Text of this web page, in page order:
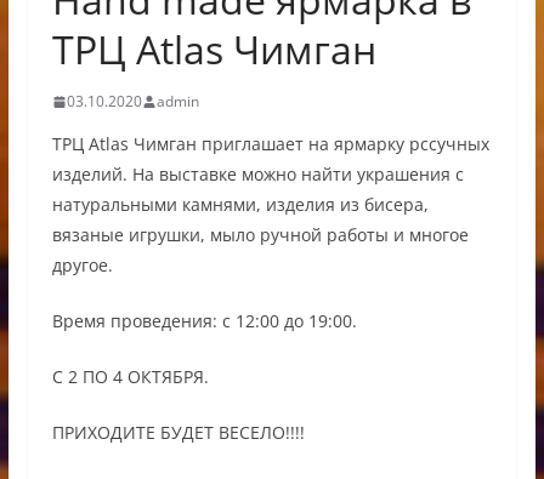
ТРЦ Atlas Чимган
03.10.2020 admin
ТРЦ Atlas Чимган приглашает на ярмарку рссучных
изделий. На выставке можно найти украшения с
натуральными камнями, изделия из бисера,
вязаные игрушки, мыло ручной работы и многое
другое.
Время проведения: с 12:00 до 19:00.
С 2 ПО 4 ОКТЯБРЯ.
ПРИХОДИТЕ БУДЕТ ВЕСЕЛО!!!!